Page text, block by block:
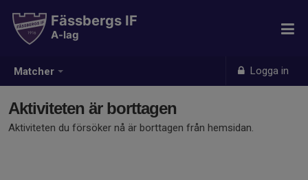
Matcher Logga in
Fässbergs IF
A-lag
Aktiviteten är borttagen
Aktiviteten du försöker nå är borttagen från hemsidan.